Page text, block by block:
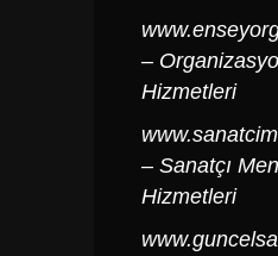
–
Hizmetleri
– Sanatçı
Hizmetleri